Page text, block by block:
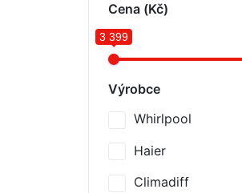
Cena (Kč)
3 399
Výrobce
Whirlpool
Haier
Climadiff